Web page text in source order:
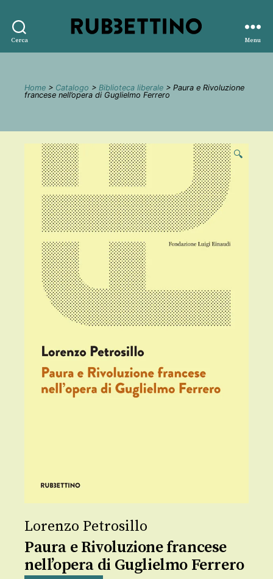
Cerca
editore
Menu
Home > Catalogo > Biblioteca liberale > Paura e Rivoluzione
francese nell’opera di Guglielmo Ferrero
🔍
Lorenzo Petrosillo
Paura e Rivoluzione francese
nell’opera di Guglielmo Ferrero